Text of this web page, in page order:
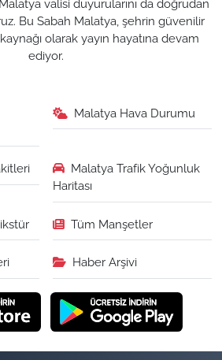
valisi duyurularını da doğrudan
Bu Sabah Malatya, şehrin güvenilir
olarak yayın hayatına devam
ediyor.
Malatya Hava Durumu
Malatya Trafik Yoğunluk
Haritası
Tüm Manşetler
Haber Arşivi